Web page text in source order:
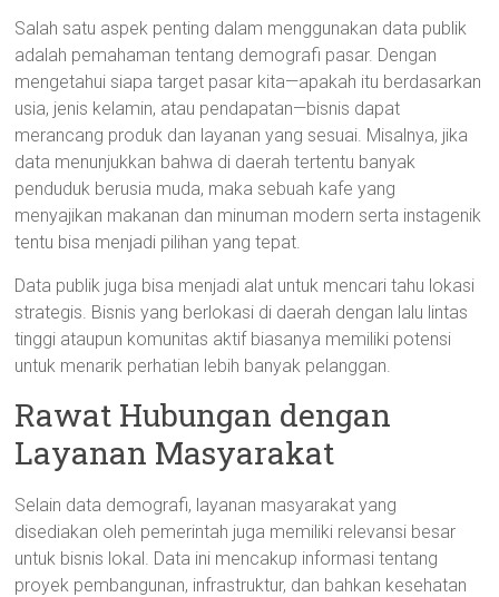
Salah satu aspek penting dalam menggunakan data publik
adalah pemahaman tentang demografi pasar. Dengan
mengetahui siapa target pasar kita—apakah itu berdasarkan
usia, jenis kelamin, atau pendapatan—bisnis dapat
merancang produk dan layanan yang sesuai. Misalnya, jika
data menunjukkan bahwa di daerah tertentu banyak
penduduk berusia muda, maka sebuah kafe yang
menyajikan makanan dan minuman modern serta instagenik
tentu bisa menjadi pilihan yang tepat.
Data publik juga bisa menjadi alat untuk mencari tahu lokasi
strategis. Bisnis yang berlokasi di daerah dengan lalu lintas
tinggi ataupun komunitas aktif biasanya memiliki potensi
untuk menarik perhatian lebih banyak pelanggan.
Rawat Hubungan dengan
Layanan Masyarakat
Selain data demografi, layanan masyarakat yang
disediakan oleh pemerintah juga memiliki relevansi besar
untuk bisnis lokal. Data ini mencakup informasi tentang
proyek pembangunan, infrastruktur, dan bahkan kesehatan